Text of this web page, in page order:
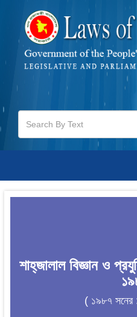
শাহ্‌জালাল বিজ্ঞান ও
( ১৯৮৭